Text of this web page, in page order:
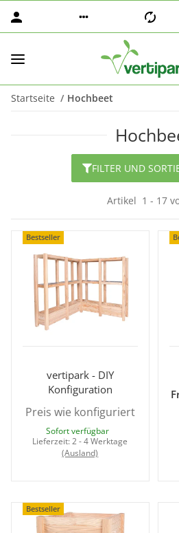
Startseite Hochbeet
FILTER UND
Artikel 1 - 17
Bestseller
vertipark - DIY
Konfiguration
Preis wie konfiguriert
Sofort verfügbar
Lieferzeit:2 - 4 Werktage
(Ausland)
Bestseller